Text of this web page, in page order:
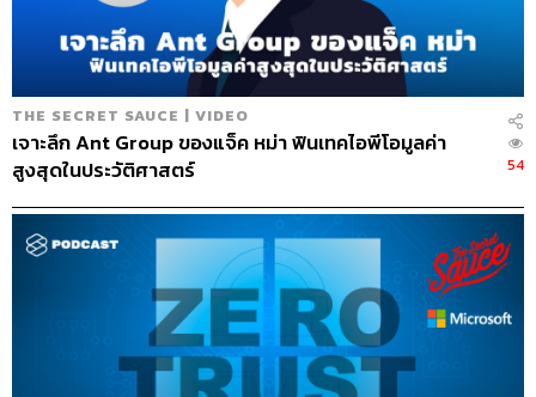
THE SECRET SAUCE | VIDEO
เจาะลึก Ant Group ของแจ็ค หม่า ฟินเทคไอพีโอมูลค่า
สูงสุดในประวัติศาสตร์
54